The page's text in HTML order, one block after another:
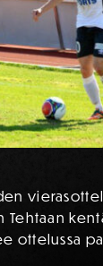
ottelussa